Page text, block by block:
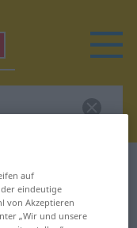
auf
eindeutige
von Akzeptieren
„Wir und unsere